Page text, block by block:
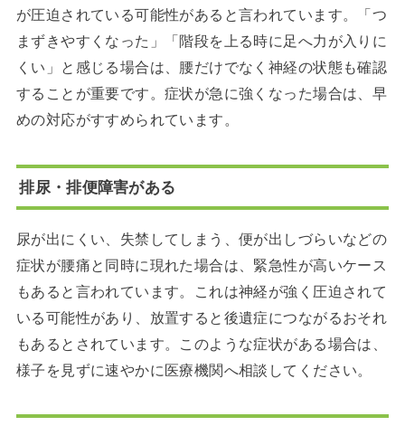
が圧迫されている可能性があると言われています。「つ
まずきやすくなった」「階段を上る時に足へ力が入りに
くい」と感じる場合は、腰だけでなく神経の状態も確認
することが重要です。症状が急に強くなった場合は、早
めの対応がすすめられています。
排尿・排便障害がある
尿が出にくい、失禁してしまう、便が出しづらいなどの
症状が腰痛と同時に現れた場合は、緊急性が高いケース
もあると言われています。これは神経が強く圧迫されて
いる可能性があり、放置すると後遺症につながるおそれ
もあるとされています。このような症状がある場合は、
様子を見ずに速やかに医療機関へ相談してください。